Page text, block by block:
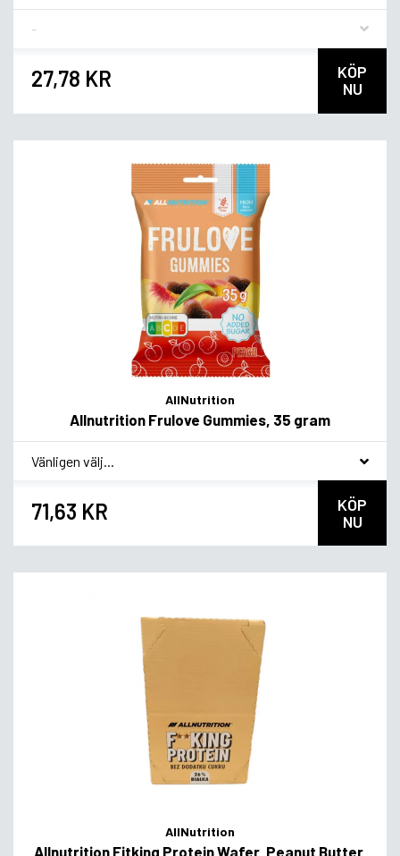
27,78 KR
KÖP
NU
AllNutrition
Allnutrition Frulove Gummies, 35 gram
* Smakvariant
71,63 KR
KÖP
NU
AllNutrition
Allnutrition Fitking Protein Wafer, Peanut Butter,